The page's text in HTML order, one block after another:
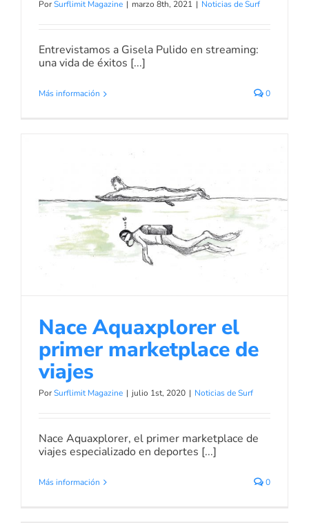
PorSurflimit Magazine | marzo 8th, 2021 | Noticias de Surf
Entrevistamos a Gisela Pulido en streaming:
una vida de éxitos [...]
Más información 0
Nace Aquaxplorer el primer
marketplace de viajes
Noticias de Surf
Nace Aquaxplorer el
primer marketplace de
viajes
PorSurflimit Magazine | julio 1st, 2020 | Noticias de Surf
Nace Aquaxplorer, el primer marketplace de
viajes especializado en deportes [...]
Más información 0